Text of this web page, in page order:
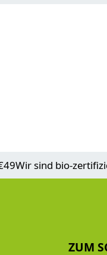
Wir sind bio-
ZUM